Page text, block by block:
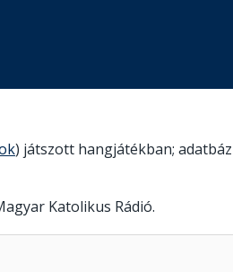
) játszott hangjátékban;
Katolikus Rádió.